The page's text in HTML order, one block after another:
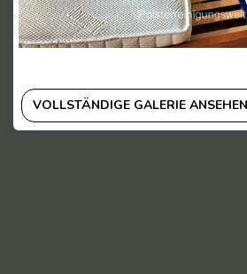
VOLLSTÄNDIGE GALERIE ANSEHEN